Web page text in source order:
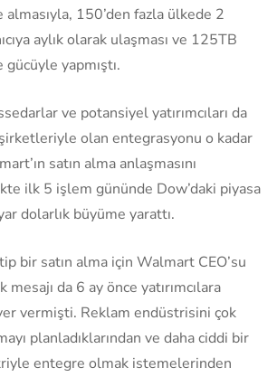
almasıyla, 150’den fazla ülkede 2
aylık olarak ulaşması ve 125TB
yapmıştı.
ve potansiyel yatırımcıları da
olan entegrasyonu o kadar
satın alma anlaşmasını
ilk 5 işlem gününde Dow’daki piyasa
dolarlık büyüme yarattı.
bir satın alma için Walmart CEO’su
da 6 ay önce yatırımcılara
vermişti. Reklam endüstrisini çok
planladıklarından ve daha ciddi bir
entegre olmak istemelerinden